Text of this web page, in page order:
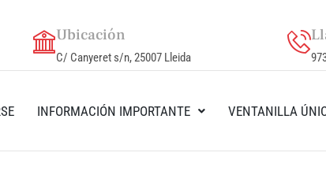
Ubicación
C/ Canyeret s/n, 25007 Lleida
INFORMACIÓN IMPORTANTE VENTANILLA